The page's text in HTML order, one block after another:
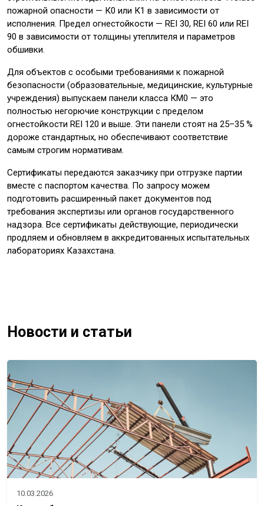
пожарной опасности — К0 или К1 в зависимости от
исполнения. Предел огнестойкости — REI 30, REI 60 или REI
90 в зависимости от толщины утеплителя и параметров
обшивки.
Для объектов с особыми требованиями к пожарной
безопасности (образовательные, медицинские, культурные
учреждения) выпускаем панели класса КМ0 — это
полностью негорючие конструкции с пределом
огнестойкости REI 120 и выше. Эти панели стоят на 25–35 %
дороже стандартных, но обеспечивают соответствие
самым строгим нормативам.
Сертификаты передаются заказчику при отгрузке партии
вместе с паспортом качества. По запросу можем
подготовить расширенный пакет документов под
требования экспертизы или органов государственного
надзора. Все сертификаты действующие, периодически
продляем и обновляем в аккредитованных испытательных
лабораториях Казахстана.
Новости и статьи
10.03.2026